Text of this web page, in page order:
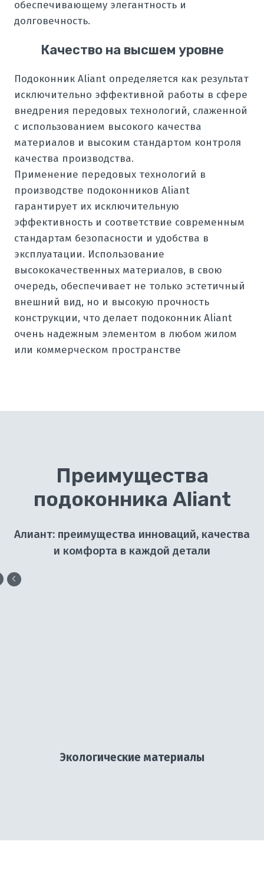
обеспечивающему элегантность и
долговечность.
Качество на высшем уровне
Подоконник Aliant определяется как результат
исключительно эффективной работы в сфере
внедрения передовых технологий, слаженной
с использованием высокого качества
материалов и высоким стандартом контроля
качества производства.
Применение передовых технологий в
производстве подоконников Aliant
гарантирует их исключительную
эффективность и соответствие современным
стандартам безопасности и удобства в
эксплуатации. Использование
высококачественных материалов, в свою
очередь, обеспечивает не только эстетичный
внешний вид, но и высокую прочность
конструкции, что делает подоконник Aliant
очень надежным элементом в любом жилом
или коммерческом пространстве
Преимущества
подоконника Aliant
Алиант: преимущества инноваций, качества
и комфорта в каждой детали
Экологические материалы